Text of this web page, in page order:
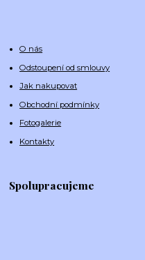
O nás
Odstoupení od smlouvy
Jak nakupovat
Obchodní podmínky
Fotogalerie
Kontakty
Spolupracujeme